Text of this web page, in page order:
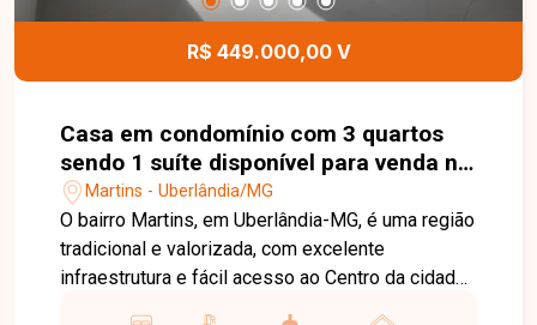
R$ 449.000,00 V
Casa em condomínio com 3 quartos
sendo 1 suíte disponível para venda no
bairro Martins em Uberlândia-MG
Martins - Uberlândia/MG
O bairro Martins, em Uberlândia-MG, é uma região
tradicional e valorizada, com excelente
infraestrutura e fácil acesso ao Centro da cidade.